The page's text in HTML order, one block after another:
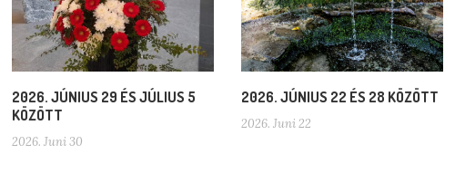
2026. JÚNIUS 29 ÉS JÚLIUS 5
KÖZÖTT
2026. Juni 30
2026. JÚNIUS 22 ÉS 28 KÖZÖTT
2026. Juni 22